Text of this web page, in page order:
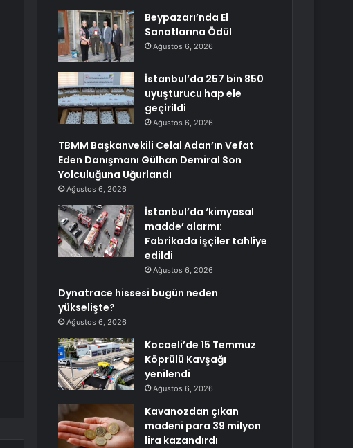
Beypazarı’nda El
Sanatlarına Ödül
Ağustos 6, 2026
İstanbul’da 257 bin 850
uyuşturucu hap ele
geçirildi
Ağustos 6, 2026
TBMM Başkanvekili Celal Adan’ın Vefat
Eden Danışmanı Gülhan Demiral Son
Yolculuğuna Uğurlandı
Ağustos 6, 2026
İstanbul’da ‘kimyasal
madde’ alarmı:
Fabrikada işçiler tahliye
edildi
Ağustos 6, 2026
Dynatrace hissesi bugün neden
yükselişte?
Ağustos 6, 2026
Kocaeli’de 15 Temmuz
Köprülü Kavşağı
yenilendi
Ağustos 6, 2026
Kavanozdan çıkan
madeni para 39 milyon
lira kazandırdı